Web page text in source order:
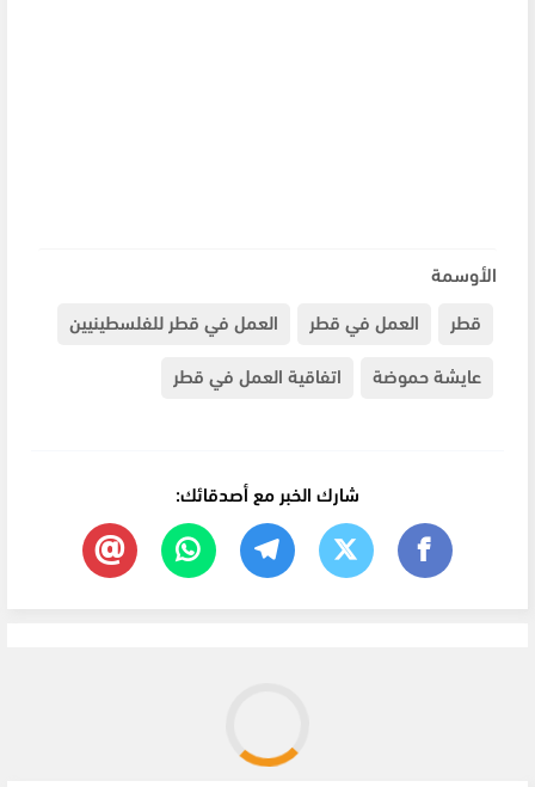
الأوسمة
قطر
العمل في قطر
العمل في قطر للفلسطينيين
عايشة حموضة
اتفاقية العمل في قطر
شارك الخبر مع أصدقائك: